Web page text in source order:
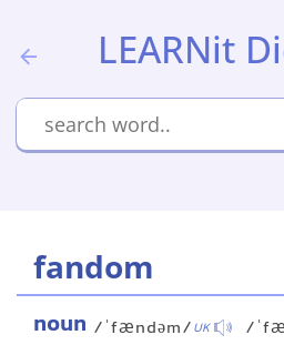
LEARNit
fandom
noun /ˈfændəm/UK /